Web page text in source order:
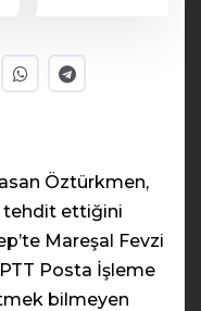
Öztürkmen,
tehdit ettiğini
Mareşal Fevzi
Posta İşleme
bilmeyen